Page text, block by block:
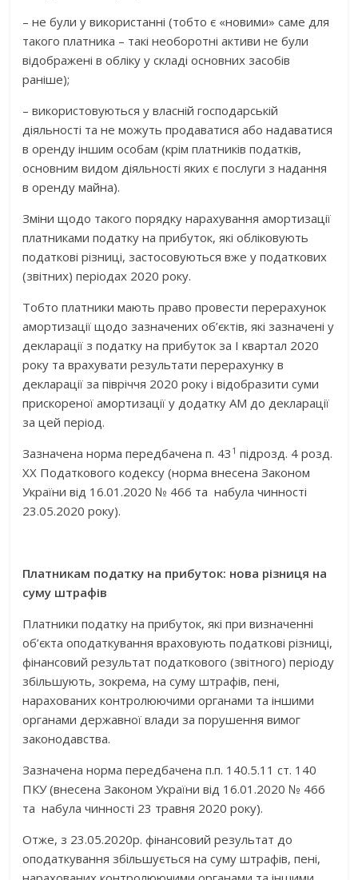
– не були у використанні (тобто є «новими» саме для
такого платника – такі необоротні активи не були
відображені в обліку у складі основних засобів
раніше);
– використовуються у власній господарській
діяльності та не можуть продаватися або надаватися
в оренду іншим особам (крім платників податків,
основним видом діяльності яких є послуги з надання
в оренду майна).
Зміни щодо такого порядку нарахування амортизації
платниками податку на прибуток, які обліковують
податкові різниці, застосовуються вже у податкових
(звітних) періодах 2020 року.
Тобто платники мають право провести перерахунок
амортизації щодо зазначених об’єктів, які зазначені у
декларації з податку на прибуток за І квартал 2020
року та врахувати результати перерахунку в
декларації за півріччя 2020 року і відобразити суми
прискореної амортизації у додатку АМ до декларації
за цей період.
Зазначена норма передбачена п. 43 1 підрозд. 4 розд.
ХХ Податкового кодексу (норма внесена Законом
України від 16.01.2020 № 466 та набула чинності
23.05.2020 року).
Платникам податку на прибуток: нова різниця на
суму штрафів
Платники податку на прибуток, які при визначенні
об’єкта оподаткування враховують податкові різниці,
фінансовий результат податкового (звітного) періоду
збільшують, зокрема, на суму штрафів, пені,
нарахованих контролюючими органами та іншими
органами державної влади за порушення вимог
законодавства.
Зазначена норма передбачена п.п. 140.5.11 ст. 140
ПКУ (внесена Законом України від 16.01.2020 № 466
та набула чинності 23 травня 2020 року).
Отже, з 23.05.2020р. фінансовий результат до
оподаткування збільшується на суму штрафів, пені,